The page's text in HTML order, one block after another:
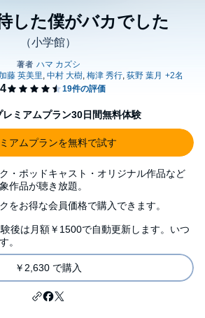
した僕がバカでした
（小学館）
ミアムプラン30日間無料体験
アムプランを無料で試す
・ポッドキャスト・オリジナル作品など
作品が聴き放題。
をお得な会員価格で購入できます。
後は月額￥1500で自動更新します。いつ
。
￥2,630 で購入